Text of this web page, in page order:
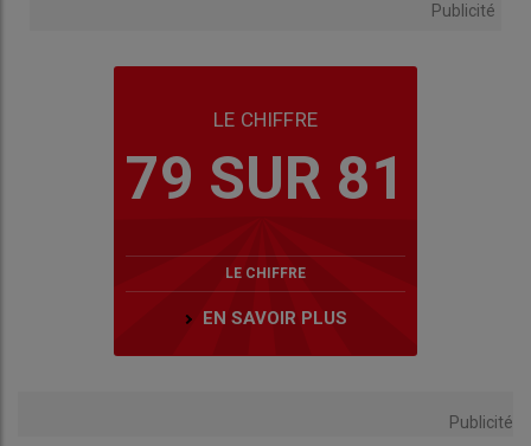
Publicité
LE CHIFFRE
79 SUR 81
LE CHIFFRE
EN SAVOIR PLUS
Publicité